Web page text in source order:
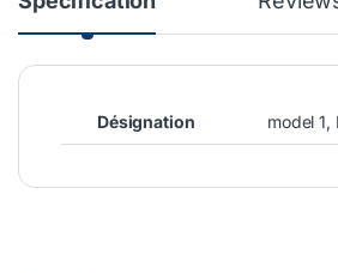
Désignation model 1,